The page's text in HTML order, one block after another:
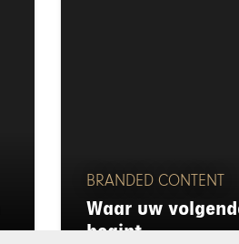
BRANDED CONTENT
Waar uw
begint